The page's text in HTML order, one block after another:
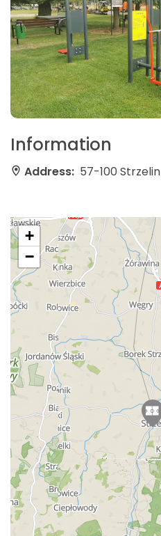
Information
Address: 57-100 Strzelin
+
−